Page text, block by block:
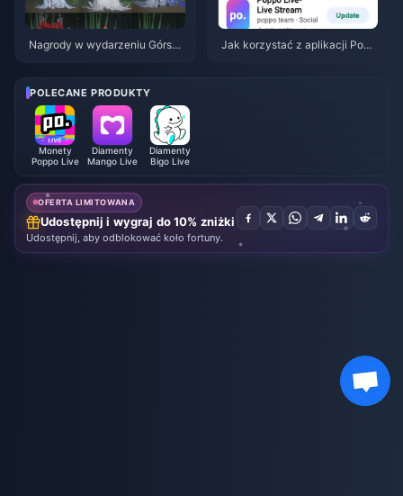
Nagrody w wydarzeniu Górską
priorytety
Jak korzystać z aplikacji Popp
POLECANE PRODUKTY
Monety
Poppo Live
Diamenty
Mango Live
Diamenty
Bigo Live
OFERTA LIMITOWANA
Udostępnij i wygraj do 10% zniżki
Udostępnij, aby odblokować koło fortuny.